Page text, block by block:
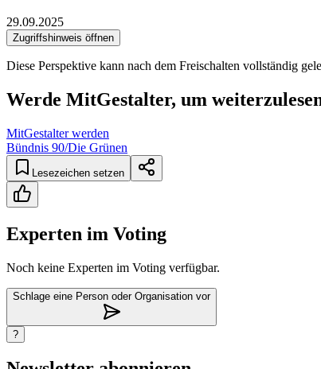
29.09.2025
Zugriffshinweis öffnen
Diese Perspektive kann nach dem Freischalten vollständig
Werde MitGestalter, um
MitGestalter werden
Bündnis 90/Die Grünen
Lesezeichen setzen
Experten im Voting
Noch keine Experten im Voting verfügbar.
Schlage eine Person oder Organisation vor
?